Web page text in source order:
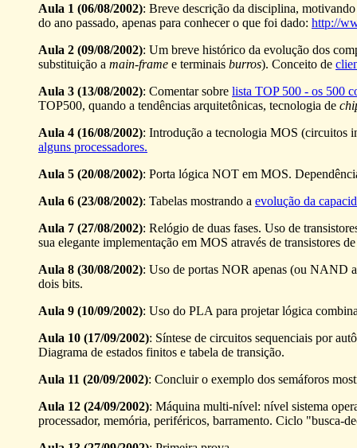
Aula 1 (06/08/2002): Breve descrição da disciplina,
do ano passado, apenas para conhecer o que foi dado: http://
Aula 2 (09/08/2002): Um breve histórico da evolução dos
substituição a main-frame e terminais burros). Conceito de
Aula 3 (13/08/2002): Comentar sobre lista TOP 500 - os 500
TOP500, quando a tendências arquitetônicas, tecnologia de
Aula 4 (16/08/2002): Introdução a tecnologia MOS (circuitos
alguns processadores.
Aula 5 (20/08/2002): Porta lógica NOT em MOS.
Aula 6 (23/08/2002): Tabelas mostrando a evolução da
Aula 7 (27/08/2002): Relógio de duas fases. Uso de
sua elegante implementação em MOS através de transistores
Aula 8 (30/08/2002): Uso de portas NOR apenas (ou NAND
dois bits.
Aula 9 (10/09/2002): Uso do PLA para projetar lógica
Aula 10 (17/09/2002): Síntese de circuitos sequenciais por
Diagrama de estados finitos e tabela de transição.
Aula 11 (20/09/2002): Concluir o exemplo dos semáforos
Aula 12 (24/09/2002): Máquina multi-nível: nível sistema
processador, memória, periféricos, barramento. Ciclo "busca-